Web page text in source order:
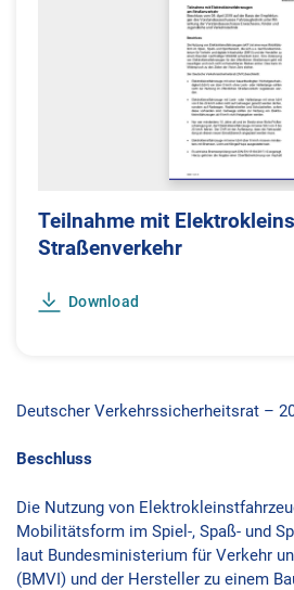
Teilnahme mit
Straßenverkehr
Download
Deutscher Verkehrssicherheitsrat –
Beschluss
Die Nutzung von
Mobilitätsform im Spiel-, Spaß- und
laut Bundesministerium für Verkehr
(BMVI) und der Hersteller zu einem